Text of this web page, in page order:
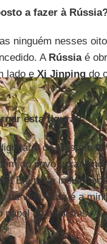
a fazer à
ninguém nesses
A Rússiaé
lado e Xi Jinpingdo
esta figura?
de Cristo e
do povo ucraniano
Ele pode insistir
da vida, esta é a
papel de avalistas.